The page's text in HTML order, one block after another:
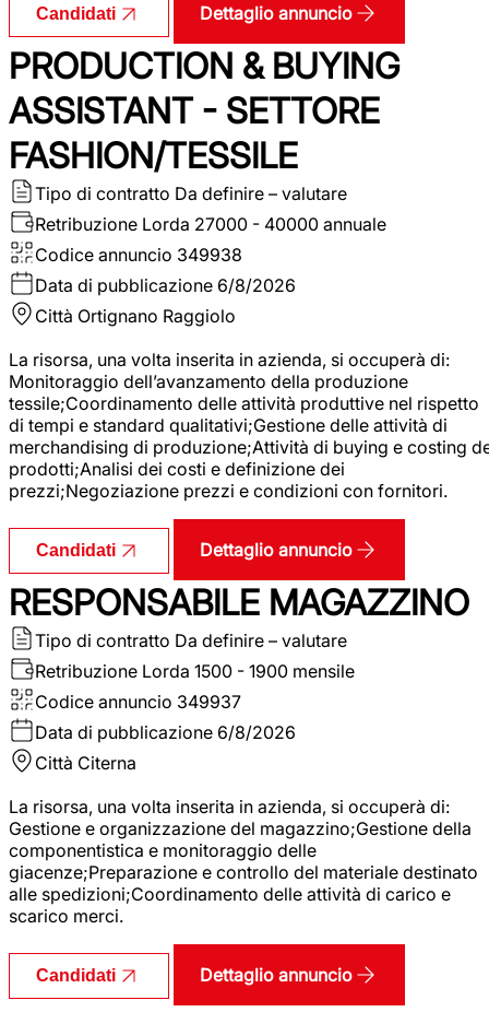
Candidati Dettaglio annuncio
PRODUCTION & BUYING
ASSISTANT - SETTORE
FASHION/TESSILE
Tipo di contratto Da definire – valutare
Retribuzione Lorda 27000 - 40000 annuale
Codice annuncio 349938
Data di pubblicazione 6/8/2026
Città Ortignano Raggiolo
La risorsa, una volta inserita in azienda, si occuperà di:
Monitoraggio dell’avanzamento della produzione
tessile;Coordinamento delle attività produttive nel rispetto
di tempi e standard qualitativi;Gestione delle attività di
merchandising di produzione;Attività di buying e costing
prodotti;Analisi dei costi e definizione dei
prezzi;Negoziazione prezzi e condizioni con fornitori.
Candidati Dettaglio annuncio
RESPONSABILE MAGAZZINO
Tipo di contratto Da definire – valutare
Retribuzione Lorda 1500 - 1900 mensile
Codice annuncio 349937
Data di pubblicazione 6/8/2026
Città Citerna
La risorsa, una volta inserita in azienda, si occuperà di:
Gestione e organizzazione del magazzino;Gestione della
componentistica e monitoraggio delle
giacenze;Preparazione e controllo del materiale destinato
alle spedizioni;Coordinamento delle attività di carico e
scarico merci.
Candidati Dettaglio annuncio